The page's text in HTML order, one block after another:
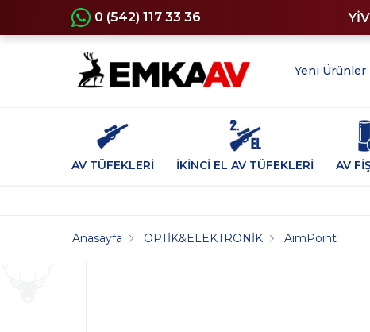
0 (542) 117 33 36
Yeni Ürünler
AV TÜFEKLERİ İKİNCİ EL AV TÜFEKLERİ AV
Anasayfa OPTİK&ELEKTRONİK AimPoint